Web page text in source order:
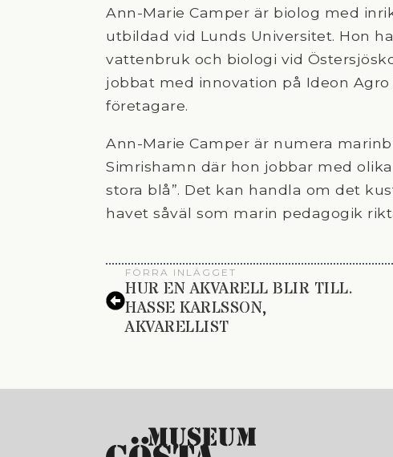
Ann-Marie Camper är biolog med
utbildad vid Lunds Universitet. Hon
vattenbruk och biologi vid
jobbat med innovation på Ideon
företagare.
Ann-Marie Camper är numera
Simrishamn där hon jobbar med
stora blå”. Det kan handla om det
havet såväl som marin pedagogik
FÖRRA INLÄGGET
HUR EN AKVARELL BLIR TILL.
HASSE KARLSSON,
AKVARELLIST